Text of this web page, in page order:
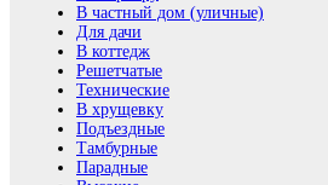
В частный дом (уличные)
Для дачи
В коттедж
Решетчатые
Технические
В хрущевку
Подъездные
Тамбурные
Парадные